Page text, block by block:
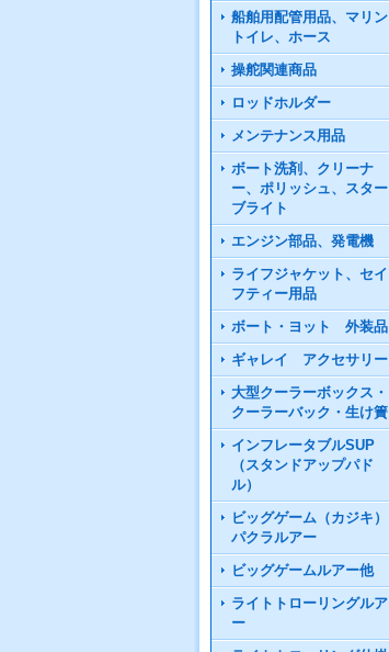
船舶用配管用品、マリン
トイレ、ホース
操舵関連商品
ロッドホルダー
メンテナンス用品
ボート洗剤、クリーナ
ー、ポリッシュ、スター
ブライト
エンジン部品、発電機
ライフジャケット、セイ
フティー用品
ボート・ヨット 外装品
ギャレイ アクセサリー
大型クーラーボックス・
クーラーバック・生け簀
インフレータブルSUP
（スタンドアップパド
ル）
ビッグゲーム（カジキ）
パクラルアー
ビッグゲームルアー他
ライトトローリングルア
ー